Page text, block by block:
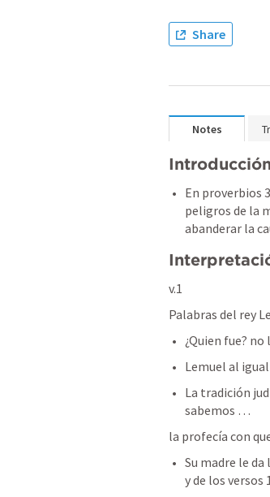
Share
Notes
En proverbios
peligros de la
abanderar la
v.1
Palabras del rey
¿Quien fue?
Lemuel al
La tradición
sabemos …
la profecía con
Su madre le da
y de los versos